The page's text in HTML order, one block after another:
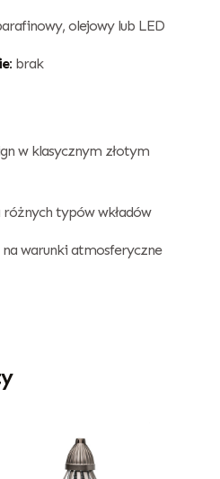
olejowy lub LED
brak
w klasycznym złotym
typów wkładów
na warunki atmosferyczne